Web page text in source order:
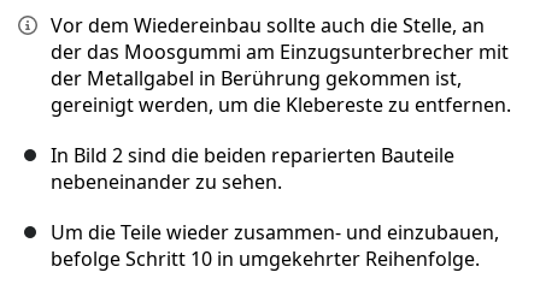
Vor dem Wiedereinbau sollte auch die Stelle, an
der das Moosgummi am Einzugsunterbrecher mit
der Metallgabel in Berührung gekommen ist,
gereinigt werden, um die Klebereste zu entfernen.
In Bild 2 sind die beiden reparierten Bauteile
nebeneinander zu sehen.
Um die Teile wieder zusammen- und einzubauen,
befolge Schritt 10 in umgekehrter Reihenfolge.